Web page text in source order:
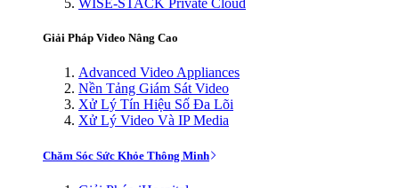
WISE-STACK Private Cloud
Giải Pháp Video Nâng Cao
Advanced Video Appliances
Nền Tảng Giám Sát Video
Xử Lý Tín Hiệu Số Đa Lõi
Xử Lý Video Và IP Media
Chăm Sóc Sức Khỏe Thông Minh